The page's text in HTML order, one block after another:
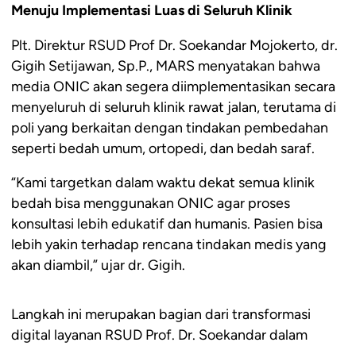
Menuju Implementasi Luas di Seluruh Klinik
Plt. Direktur RSUD Prof Dr. Soekandar Mojokerto, dr.
Gigih Setijawan, Sp.P., MARS menyatakan bahwa
media ONIC akan segera diimplementasikan secara
menyeluruh di seluruh klinik rawat jalan, terutama di
poli yang berkaitan dengan tindakan pembedahan
seperti bedah umum, ortopedi, dan bedah saraf.
“Kami targetkan dalam waktu dekat semua klinik
bedah bisa menggunakan ONIC agar proses
konsultasi lebih edukatif dan humanis. Pasien bisa
lebih yakin terhadap rencana tindakan medis yang
akan diambil,” ujar dr. Gigih.
Langkah ini merupakan bagian dari transformasi
digital layanan RSUD Prof. Dr. Soekandar dalam